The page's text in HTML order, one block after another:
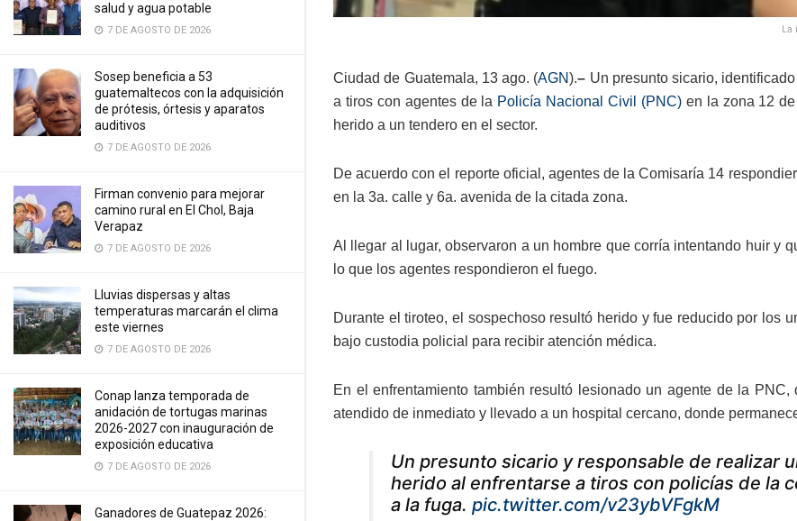
salud y agua potable
7 DE AGOSTO DE 2026
Sosep beneficia a 53
guatemaltecos con la adquisición
de prótesis, órtesis y aparatos
auditivos
7 DE AGOSTO DE 2026
Firman convenio para mejorar
camino rural en El Chol, Baja
Verapaz
7 DE AGOSTO DE 2026
Lluvias dispersas y altas
temperaturas marcarán el clima
este viernes
7 DE AGOSTO DE 2026
Conap lanza temporada de
anidación de tortugas marinas
2026-2027 con inauguración de
exposición educativa
7 DE AGOSTO DE 2026
Ganadores de Guatepaz 2026:
Ciudad de Guatemala, 13 ago. (AGN).– Un presunto sicario,
a tiros con agentes de la Policía Nacional Civil (PNC)en la zona 12 de
herido a un tendero en el sector.
De acuerdo con el reporte oficial, agentes de la Comisaría 14
en la 3a. calle y 6a. avenida de la citada zona.
Al llegar al lugar, observaron a un hombre que corría intentando huir y
lo que los agentes respondieron el fuego.
Durante el tiroteo, el sospechoso resultó herido y fue reducido por los
bajo custodia policial para recibir atención médica.
En el enfrentamiento también resultó lesionado un agente de la
atendido de inmediato y llevado a un hospital cercano, donde
Un presunto sicario y responsable de realizar
herido al enfrentarse a tiros con policías de la
a la fuga. pic.twitter.com/v23ybVFgkM